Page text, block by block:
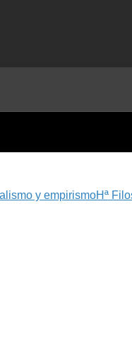
Hª
y empirismo